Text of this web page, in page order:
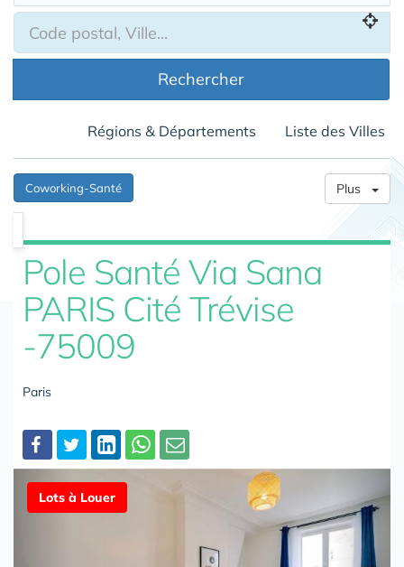
Rechercher
Régions & Départements Liste des Villes
Coworking-Santé Plus
Pole Santé Via Sana
PARIS Cité Trévise
-75009
Paris
Partager
Lots à Louer